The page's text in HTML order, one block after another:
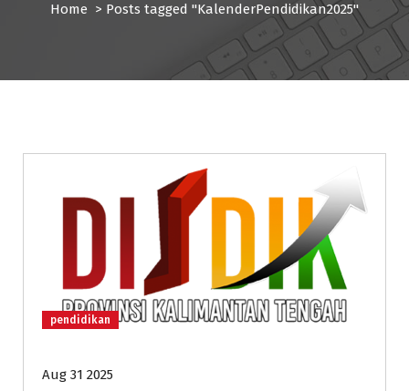
Home > Posts tagged "KalenderPendidikan2025"
pendidikan
Aug 31 2025